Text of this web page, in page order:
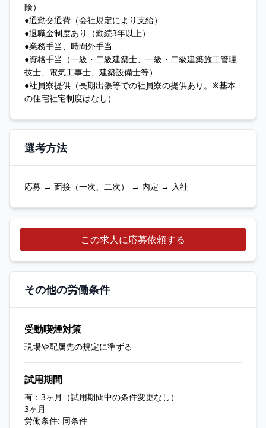
険）
●通勤交通費（会社規定により支給）
●退職金制度あり（勤続3年以上）
●業務手当、時間外手当
●資格手当（一級・二級建築士、一級・二級建築施工管理
技士、電気工事士、建築設備士等）
●社員寮提供（長期出張等での社員寮の提供あり。※基本
の住宅社宅制度はなし）
選考方法
応募 → 面接（一次、二次） → 内定 → 入社
この求人に応募依頼する
その他の労働条件
受動喫煙対策
現場や配属先の規定に準ずる
試用期間
有：3ヶ月（試用期間中の条件変更なし）
3ヶ月
労働条件: 同条件